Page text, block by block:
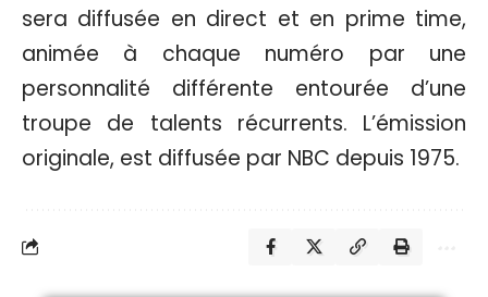
sera diffusée en direct et en prime time,
animée à chaque numéro par une
personnalité différente entourée d’une
troupe de talents récurrents. L’émission
originale, est diffusée par NBC depuis 1975.